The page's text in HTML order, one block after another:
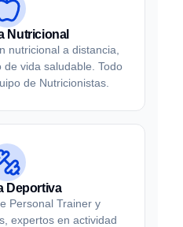
Nutricional
nutricional a distancia,
vida saludable. Todo
de Nutricionistas.
Deportiva
Personal Trainer y
expertos en actividad